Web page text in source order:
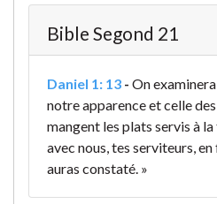
Bible Segond 21
Daniel 1: 13 - On
notre apparence et celle
mangent les plats servis à
avec nous, tes serviteurs,
auras constaté. »